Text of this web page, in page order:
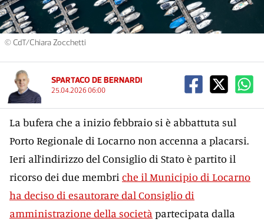
© CdT/Chiara Zocchetti
SPARTACO DE BERNARDI
25.04.2026 06:00
La bufera che a inizio febbraio si è abbattuta sul
Porto Regionale di Locarno non accenna a placarsi.
Ieri all’indirizzo del Consiglio di Stato è partito il
ricorso dei due membri che il Municipio di Locarno
ha deciso di esautorare dal Consiglio di
amministrazione della società partecipata dalla